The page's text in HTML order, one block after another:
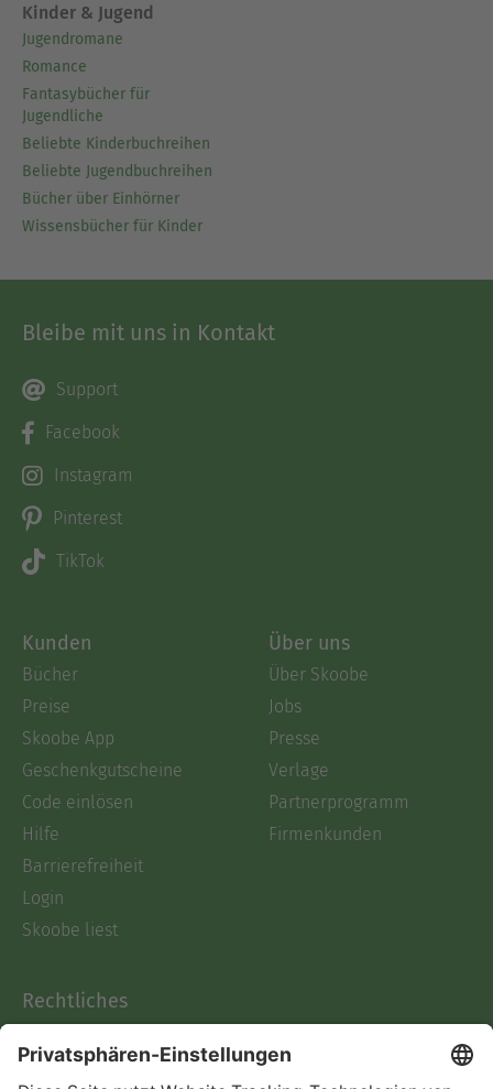
Kinder & Jugend
Jugendromane
Romance
Fantasybücher für
Jugendliche
Beliebte Kinderbuchreihen
Beliebte Jugendbuchreihen
Bücher über Einhörner
Wissensbücher für Kinder
Bleibe mit uns in Kontakt
Support
Facebook
Instagram
Pinterest
TikTok
Kunden
Bücher
Preise
Skoobe App
Geschenkgutscheine
Code einlösen
Hilfe
Barrierefreiheit
Login
Skoobe liest
Über uns
Über Skoobe
Jobs
Presse
Verlage
Partnerprogramm
Firmenkunden
Rechtliches
AGB